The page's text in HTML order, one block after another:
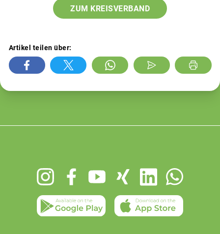
ZUM KREISVERBAND
Artikel teilen über: